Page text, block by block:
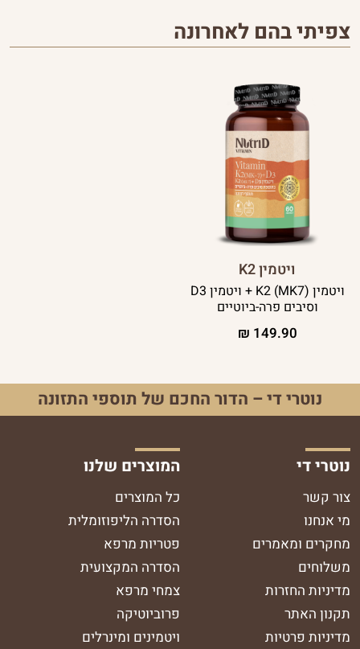
צפיתי בהם לאחרונה
ויטמין K2
ויטמין K2 (MK7) + ויטמין D3
וסיבים פרה-ביוטיים
149.90
₪
נוטרי די – הדור החכם של תוספי התזונה
נוטרי די
צור קשר
מי אנחנו
מחקרים ומאמרים
משלוחים
מדיניות החזרות
תקנון האתר
מדיניות פרטיות
המוצרים שלנו
כל המוצרים
הסדרה הליפוזומלית
פטריות מרפא
הסדרה המקצועית
צמחי מרפא
פרוביוטיקה
ויטמינים ומינרלים